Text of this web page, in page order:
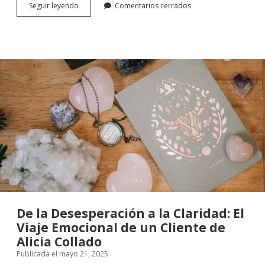
Seguir leyendo
Experiencia
Esmeralda
Luján:
Cercanía,
Claridad
y
Confianza
Comentarios cerrados
De la Desesperación a la Claridad: El
Viaje Emocional de un Cliente de
Alicia Collado
Publicada el mayo 21, 2025